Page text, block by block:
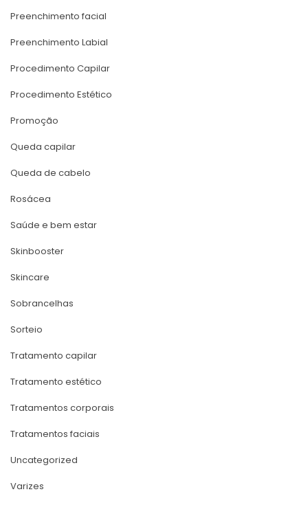
Preenchimento facial
Preenchimento Labial
Procedimento Capilar
Procedimento Estético
Promoção
Queda capilar
Queda de cabelo
Rosácea
Saúde e bem estar
Skinbooster
Skincare
Sobrancelha
Sorteio
Tratamento capilar
Tratamento estético
Tratamentos corporai
Tratamentos faciai
Uncategorized
Varize